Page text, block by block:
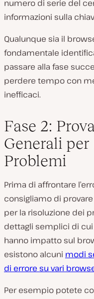
numero di serie del
informazioni sulla
Qualunque sia il
fondamentale
passare alla fase
perdere tempo con
inefficaci.
Fase 2:
Generali per
Problemi
Prima di affrontare
consigliamo di
per la risoluzione dei
dettagli semplici di
hanno impatto sul
esistono alcuni modi
di errore su vari
Per esempio potete